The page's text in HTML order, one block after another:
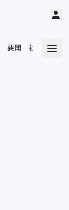
要聞 社會 娛樂